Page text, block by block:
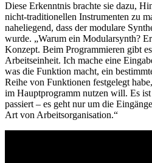
Diese Erkenntnis brachte sie dazu,
nicht-traditionellen Instrumenten zu
naheliegend, dass der modulare
wurde. „Warum ein Modularsynth?
Konzept. Beim Programmieren gibt
Arbeitseinheit. Ich mache eine
was die Funktion macht, ein
Reihe von Funktionen festgelegt
im Hauptprogramm nutzen will. Es
passiert – es geht nur um die
Art von Arbeitsorganisation.“